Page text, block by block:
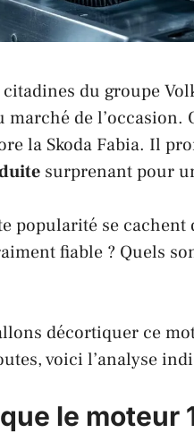
citadines du groupe
marché de l’occasion.
la Skoda Fabia. Il
surprenant pour
popularité se
fiable ? Quels
décortiquer ce
voici l’analyse
le moteur